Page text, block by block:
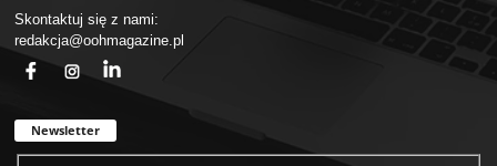
Skontaktuj się z nami:
redakcja@oohmagazine.pl
Newsletter